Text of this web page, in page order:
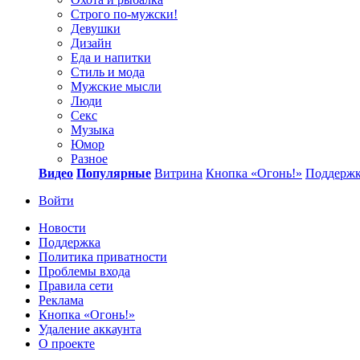
Строго по-мужски!
Девушки
Дизайн
Еда и напитки
Стиль и мода
Мужские мысли
Люди
Секс
Музыка
Юмор
Разное
Видео Популярные Витрина Кнопка «Огонь!»
Войти
Новости
Поддержка
Политика приватности
Проблемы входа
Правила сети
Реклама
Кнопка «Огонь!»
Удаление аккаунта
О проекте